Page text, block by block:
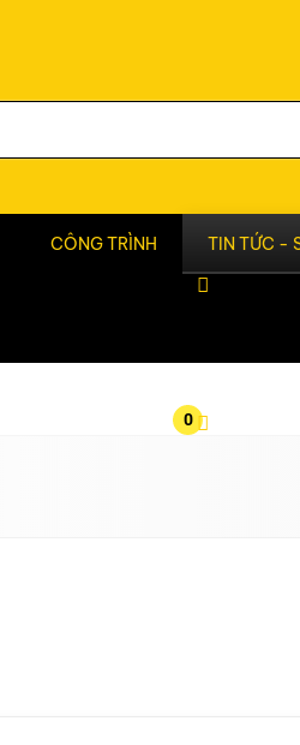
CÔNG TRÌNH TIN TỨC -
0